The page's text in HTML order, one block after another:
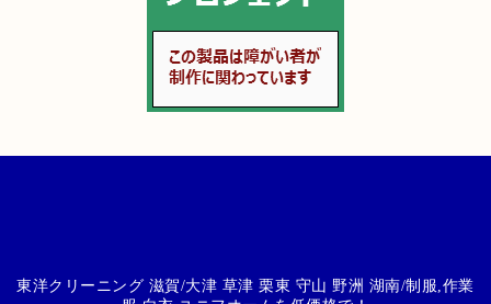
東洋クリーニング 滋賀/大津 草津 栗東 守山 野洲 湖南/制服,作業